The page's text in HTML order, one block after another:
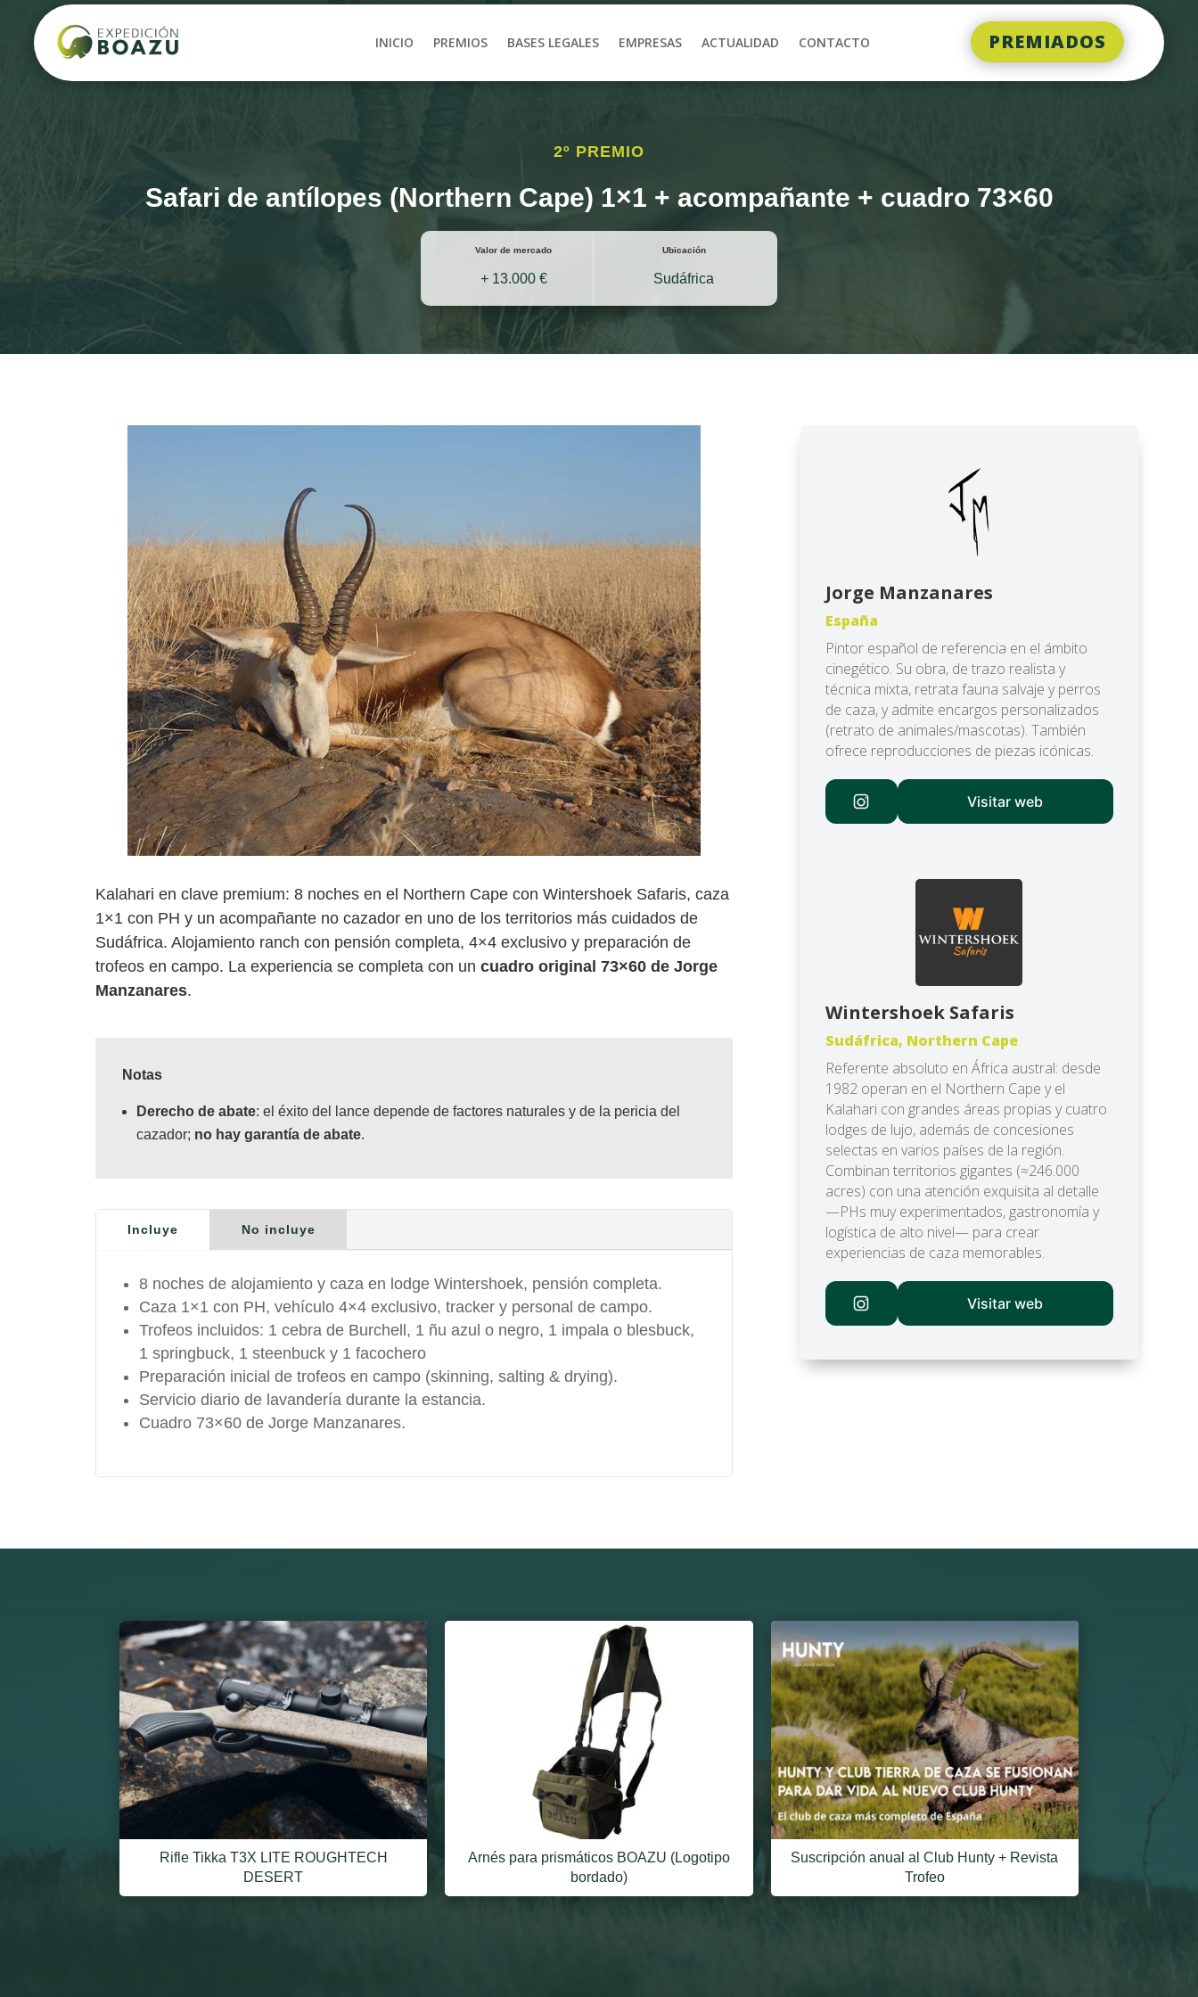
INICIO PREMIOS BASES LEGALES EMPRESAS ACTUALIDAD CONTACTO PREMIADOS
2º PREMIO
Safari de antílopes (Northern Cape) 1×1 + acompañante + cuadro 73×60
Valor de mercado
+ 13.000 €
Ubicación
Sudáfrica
Kalahari en clave premium: 8 noches en el Northern Cape con Wintershoek Safaris, caza
1×1 con PH y un acompañante no cazador en uno de los territorios más cuidados de
Sudáfrica. Alojamiento ranch con pensión completa, 4×4 exclusivo y preparación de
trofeos en campo. La experiencia se completa con un cuadro original 73×60 de Jorge
Manzanares.
Notas
Derecho de abate: el éxito del lance depende de factores naturales y de la pericia del
cazador; no hay garantía de abate.
Incluye No incluye
8 noches de alojamiento y caza en lodge Wintershoek, pensión completa.
Caza 1×1 con PH, vehículo 4×4 exclusivo, tracker y personal de campo.
Trofeos incluidos: 1 cebra de Burchell, 1 ñu azul o negro, 1 impala o blesbuck,
1 springbuck, 1 steenbuck y 1 facochero
Preparación inicial de trofeos en campo (skinning, salting & drying).
Servicio diario de lavandería durante la estancia.
Cuadro 73×60 de Jorge Manzanares.
Jorge Manzanares
España
Pintor español de referencia en el ámbito
cinegético. Su obra, de trazo realista y
técnica mixta, retrata fauna salvaje y perros
de caza, y admite encargos personalizados
(retrato de animales/mascotas). También
ofrece reproducciones de piezas icónicas.
Visitar web
Wintershoek Safaris
Sudáfrica, Northern Cape
Referente absoluto en África austral: desde
1982 operan en el Northern Cape y el
Kalahari con grandes áreas propias y cuatro
lodges de lujo, además de concesiones
selectas en varios países de la región.
Combinan territorios gigantes (≈246.000
acres) con una atención exquisita al detalle
—PHs muy experimentados, gastronomía y
logística de alto nivel— para crear
experiencias de caza memorables.
Visitar web
Rifle Tikka T3X LITE ROUGHTECH
DESERT
Arnés para prismáticos BOAZU (Logotipo
bordado)
Suscripción anual al Club Hunty + Revista
Trofeo